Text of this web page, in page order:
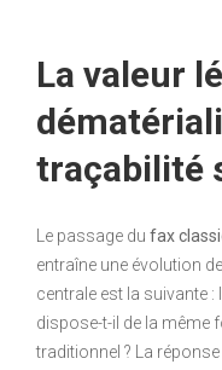
La valeur
traçabilité
Le passage du fax
entraîne une évolution
centrale est la suivante :
dispose-t-il de la même
traditionnel ? La réponse